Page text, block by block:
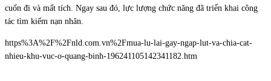
cuốn đi và mất tích. Ngay sau đó, lực lượng chức năng đã triển khai công
tác tìm kiếm nạn nhân.
https%3A%2F%2Fnld.com.vn%2Fmua-lu-lai-gay-ngap-lut-va-chia-cat-
nhieu-khu-vuc-o-quang-binh-196241105142341182.htm